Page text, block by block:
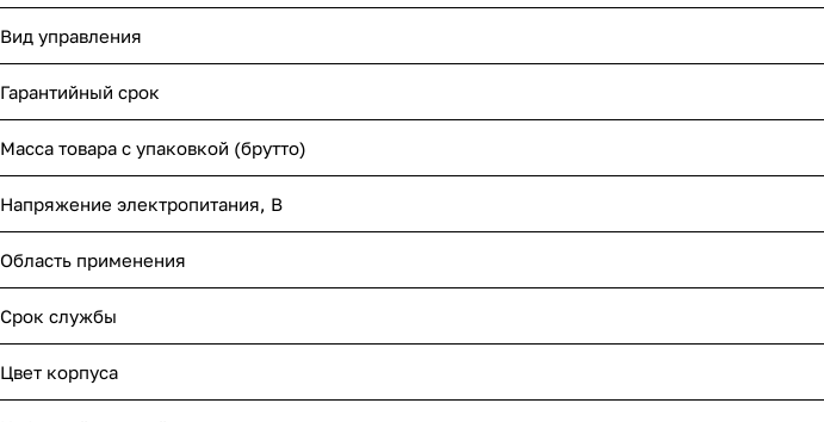
Вид управления
Гарантийный срок
Масса товара с упаковкой (брутто)
Напряжение электропитания, В
Область применения
Срок службы
Цвет корпуса